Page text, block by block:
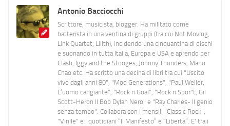
Antonio Bacciocchi
Scrittore, musicista, blogger. Ha militato come
batterista in una ventina di gruppi (tra cui Not Moving,
Link Quartet, Lilith), incidendo una cinquantina di dischi
e suonando in tutta Italia, Europa e USA e aprendo per
Clash, Iggy and the Stooges, Johnny Thunders, Manu
Chao etc. Ha scritto una decina di libri tra cui "Uscito
vivo dagli anni 80", "Mod Generations", "Paul Weller,
L’uomo cangiante", "Rock n Goal", "Rock n Spor"t, Gil
Scott-Heron Il Bob Dylan Nero" e "Ray Charles- Il genio
senza tempo". Collabora con i mensili “Classic Rock”,
"Vinile" e i quotidiani “Il Manifesto” e “Libertà”. E' tra i